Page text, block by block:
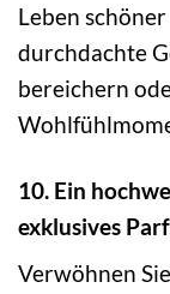
Leben
durchdachte
bereichern
10. Ein
exklusives
Verwöhnen